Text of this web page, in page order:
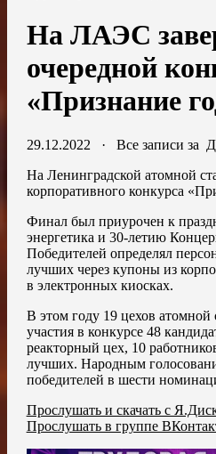
На ЛАЭС
очередной
«Признание
29.12.2022 · Все записи за
На Ленинградской атомной
корпоративного конкурса
Финал был приурочен к
энергетика и 30-летию
Победителей определял
лучших через купоны из
в электронных киосках.
В этом году 19 цехов атомной
участия в конкурсе 48
реакторный цех, 10
лучших. Народным
победителей в шести
Прослушать и скачать с
Прослушать в группе